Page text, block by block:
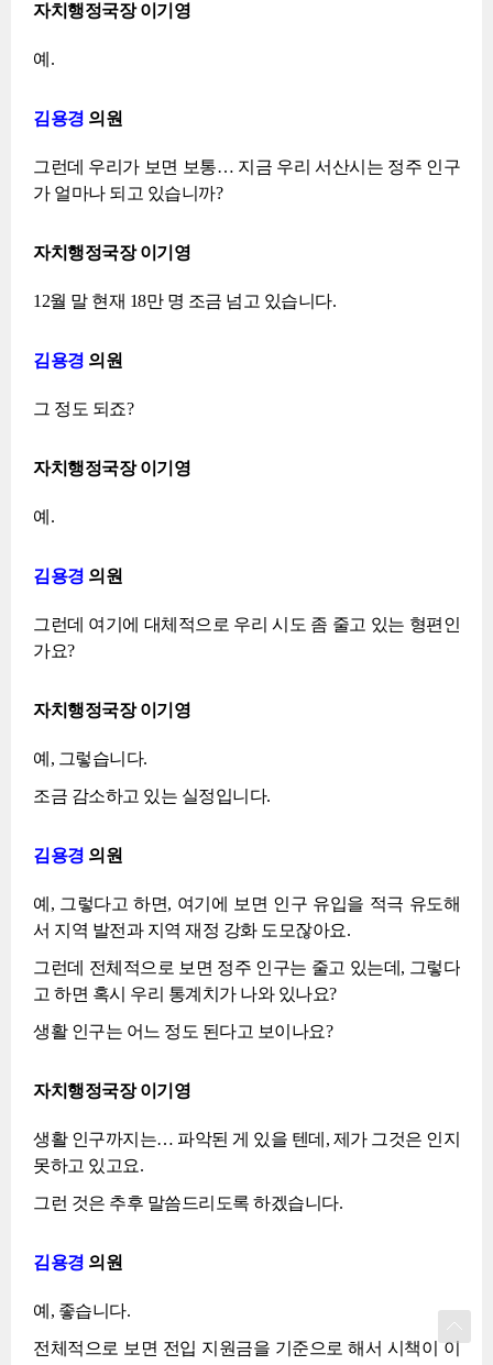
자치행정국장 이기영
예.
김용경 의원
그런데 우리가 보면 보통… 지금 우리 서산시는 정주 인구
가 얼마나 되고 있습니까?
자치행정국장 이기영
12월 말 현재 18만 명 조금 넘고 있습니다.
김용경 의원
그 정도 되죠?
자치행정국장 이기영
예.
김용경 의원
그런데 여기에 대체적으로 우리 시도 좀 줄고 있는 형편인
가요?
자치행정국장 이기영
예, 그렇습니다.
조금 감소하고 있는 실정입니다.
김용경 의원
예, 그렇다고 하면, 여기에 보면 인구 유입을 적극 유도해
서 지역 발전과 지역 재정 강화 도모잖아요.
그런데 전체적으로 보면 정주 인구는 줄고 있는데, 그렇다
고 하면 혹시 우리 통계치가 나와 있나요?
생활 인구는 어느 정도 된다고 보이나요?
자치행정국장 이기영
생활 인구까지는… 파악된 게 있을 텐데, 제가 그것은 인지
못하고 있고요.
그런 것은 추후 말씀드리도록 하겠습니다.
김용경 의원
예, 좋습니다.
전체적으로 보면 전입 지원금을 기준으로 해서 시책이 이